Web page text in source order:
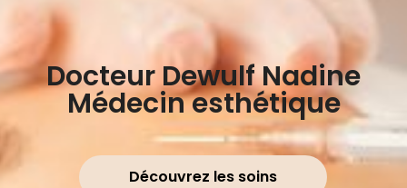
Docteur Dewulf Nadine
Médecin esthétique
Découvrez les soins